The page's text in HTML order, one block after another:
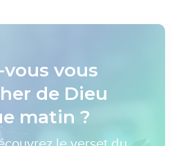
vous
de Dieu
matin ?